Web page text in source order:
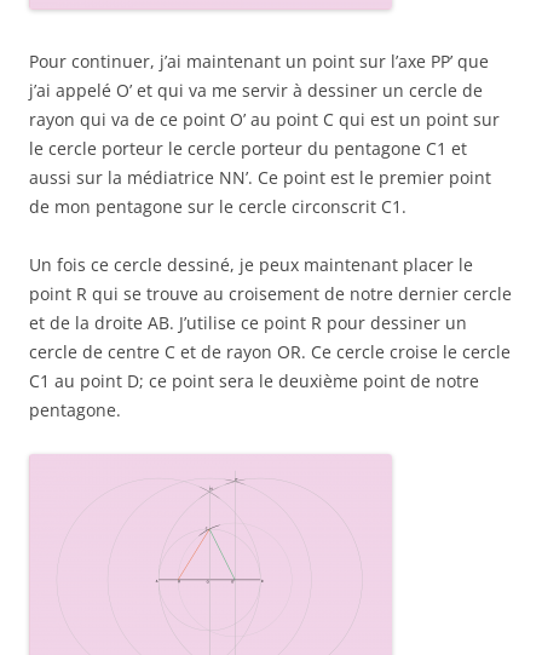
Pour continuer, j’ai maintenant un point sur l’axe PP’ que
j’ai appelé O’ et qui va me servir à dessiner un cercle de
rayon qui va de ce point O’ au point C qui est un point sur
le cercle porteur le cercle porteur du pentagone C1 et
aussi sur la médiatrice NN’. Ce point est le premier point
de mon pentagone sur le cercle circonscrit C1.
Un fois ce cercle dessiné, je peux maintenant placer le
point R qui se trouve au croisement de notre dernier cercle
et de la droite AB. J’utilise ce point R pour dessiner un
cercle de centre C et de rayon OR. Ce cercle croise le cercle
C1 au point D; ce point sera le deuxième point de notre
pentagone.